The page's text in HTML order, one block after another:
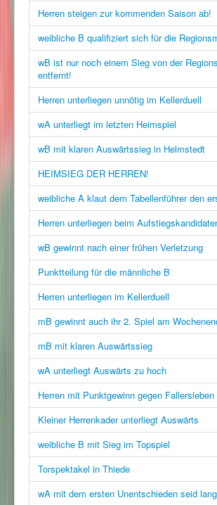
Herren steigen zur kommenden Saison ab!
weibliche B qualifiziert sich für die
wB ist nur noch einem Sieg von der
entfernt!
Herren unterliegen unnötig im Kellerduell
wA unterliegt im letzten Heimspiel
wB mit klaren Auswärtssieg in Helmstedt
HEIMSIEG DER HERREN!
weibliche A klaut dem Tabellenführer den
Herren unterliegen beim
wB gewinnt nach einer frühen Verletzung
Punktteilung für die männliche B
Herren unterliegen im Kellerduell
mB gewinnt auch ihr 2. Spiel am
mB mit klaren Auswärtssieg
wA unterliegt Auswärts zu hoch
Herren mit Punktgewinn gegen Fallersleben
Kleiner Herrenkader unterliegt Auswärts
weibliche B mit Sieg im Topspiel
Torspektakel in Thiede
wA mit dem ersten Unentschieden seid